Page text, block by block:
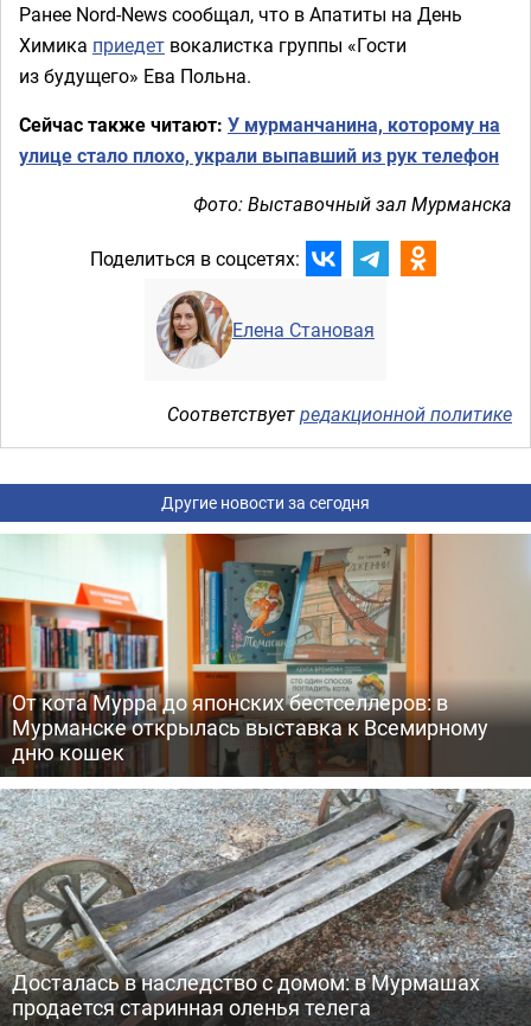
Ранее Nord-News сообщал, что в Апатиты на День
Химика приедет вокалистка группы «Гости
из будущего» Ева Польна.
Сейчас также читают: У мурманчанина, которому на
улице стало плохо, украли выпавший из рук телефон
Фото: Выставочный зал Мурманска
Поделиться в соцсетях:
Елена Становая
Соответствуетредакционной политике
Другие новости за сегодня
От кота Мурра до японских бестселлеров: в
Мурманске открылась выставка к Всемирному
дню кошек
Досталась в наследство с домом: в Мурмашах
продается старинная оленья телега